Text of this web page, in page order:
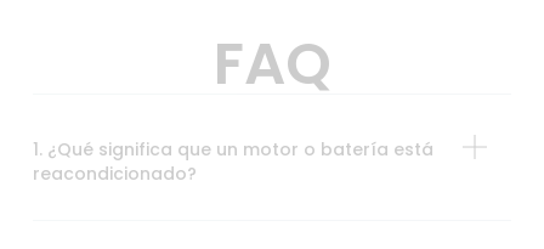
FAQ
1. ¿Qué significa que un motor o batería está
reacondicionado?